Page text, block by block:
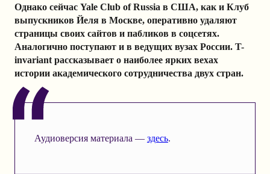
Однако сейчас Yale Club of Russia в США, как и Клуб
выпускников Йеля в Москве, оперативно удаляют
страницы своих сайтов и пабликов в соцсетях.
Аналогично поступают и в ведущих вузах России. T-
invariant рассказывает о наиболее ярких вехах
истории академического сотрудничества двух стран.
Аудиоверсия материала — здесь.